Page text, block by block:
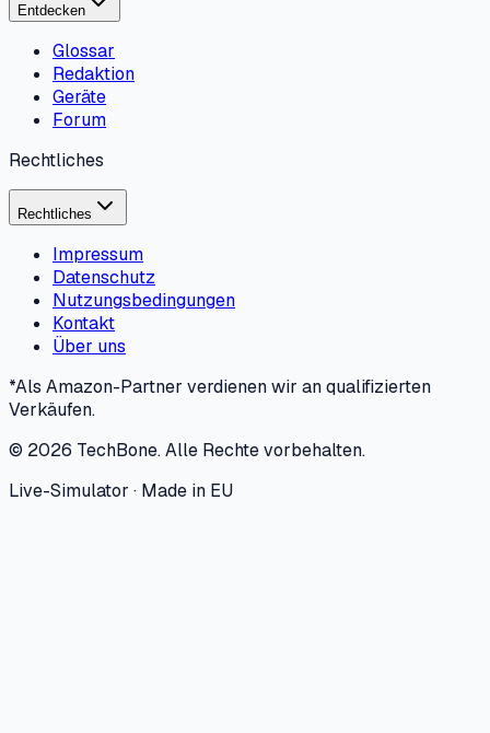
Entdecken
Glossar
Redaktion
Geräte
Forum
Rechtliches
Rechtliches
Impressum
Datenschutz
Nutzungsbedingungen
Kontakt
Über uns
*Als Amazon-Partner verdienen wir an qualifizierten
Verkäufen.
© 2026 TechBone.Alle Rechte vorbehalten.
Live-Simulator · Made in EU